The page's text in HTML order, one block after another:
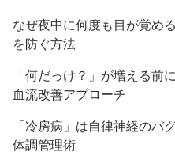
なぜ夜中に何度も目が覚め
を防ぐ方法
「何だっけ？」が増える前
血流改善アプローチ
「冷房病」は自律神経の
体調管理術